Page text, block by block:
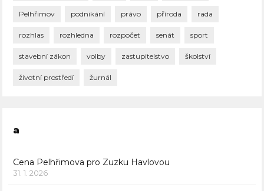
Pelhřimov podnikání právo příroda rada
rozhlas rozhledna rozpočet senát sport
stavební zákon volby zastupitelstvo školství
životní prostředí žurnál
a
Cena Pelhřimova pro Zuzku Havlovou
31. 1. 2026